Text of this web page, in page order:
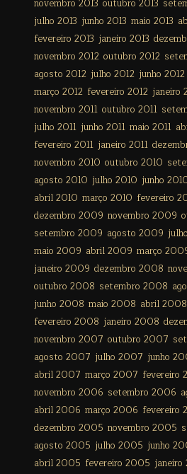
novembro 2013 outubro 2013
julho 2013 junho 2013 maio 2013
fevereiro 2013 janeiro 2013
novembro 2012 outubro 2012
agosto 2012 julho 2012 junho 2012
março 2012 fevereiro 2012 janeiro
novembro 2011 outubro 2011
julho 2011 junho 2011 maio 2011
fevereiro 2011 janeiro 2011
novembro 2010 outubro 2010
agosto 2010 julho 2010 junho
abril 2010 março 2010 fevereiro
dezembro 2009 novembro 2009
setembro 2009 agosto 2009
maio 2009 abril 2009 março
janeiro 2009 dezembro 2008
outubro 2008 setembro 2008
junho 2008 maio 2008 abril 2008
fevereiro 2008 janeiro 2008
novembro 2007 outubro 2007
agosto 2007 julho 2007 junho
abril 2007 março 2007 fevereiro
novembro 2006 setembro 2006
abril 2006 março 2006 fevereiro
dezembro 2005 novembro 2005
agosto 2005 julho 2005 junho
abril 2005 fevereiro 2005